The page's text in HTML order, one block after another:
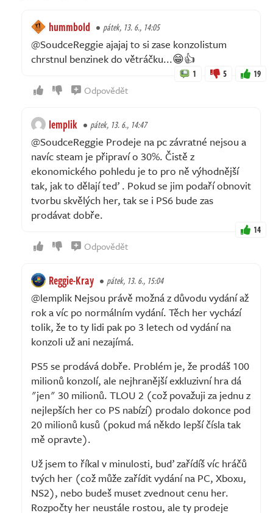
hummbold pátek, 13. 6., 14:05
@SoudceReggie ajajaj to si zase konzolistum
chrstnul benzinek do větráčku...😁👍
1 5 19
Odpovědět
lemplik pátek, 13. 6., 14:47
@SoudceReggie Prodeje na pc závratné nejsou a
navíc steam je připraví o 30%. Čistě z
ekonomického pohledu je to pro ně výhodnější
tak, jak to dělají teď . Pokud se jim podaří obnovit
tvorbu skvělých her, tak se i PS6 bude zas
prodávat dobře.
14
Odpovědět
Reggie-Kray pátek, 13. 6., 15:04
@lemplik Nejsou právě možná z důvodu vydání až
rok a víc po normálním vydání. Těch her vychází
tolik, že to ty lidi pak po 3 letech od vydání na
konzoli už ani nezajímá.
PS5 se prodává dobře. Problém je, že prodáš 100
milionů konzolí, ale nejhranější exkluzivní hra dá
"jen" 30 milionů. TLOU 2 (což považuji za jednu z
nejlepších her co PS nabízí) prodalo dokonce pod
20 milionů kusů (pokud má někdo lepší čísla tak
mě opravte).
Už jsem to říkal v minulosti, buď zařídíš víc hráčů
tvých her (což může zařídit vydání na PC, Xboxu,
NS2), nebo budeš muset zvednout cenu her.
Rozpočty her neustále rostou, ale ty prodeje